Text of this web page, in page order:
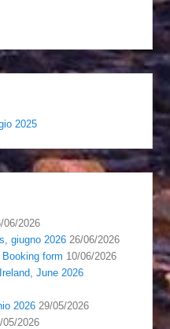
2025
06/2026
giugno 2026 26/06/2026
form 10/06/2026
June 2026
2026 29/05/2026
05/2026